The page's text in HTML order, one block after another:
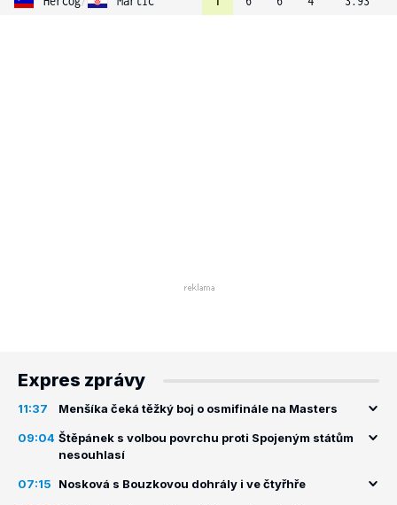
Expres zprávy
11:37 Menšíka čeká těžký boj o osmifinále na Masters
09:04 Štěpánek s volbou povrchu proti Spojeným státům
nesouhlasí
07:15 Nosková s Bouzkovou dohrály i ve čtyřhře